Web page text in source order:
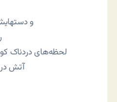
و
لحظه‌های دردناک
آتش